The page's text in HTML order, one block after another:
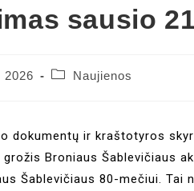
sausio
2026 Naujienos
dokumentų ir kraštotyros
Broniaus Šablevičiaus
Šablevičiaus 80-mečiui. Tai